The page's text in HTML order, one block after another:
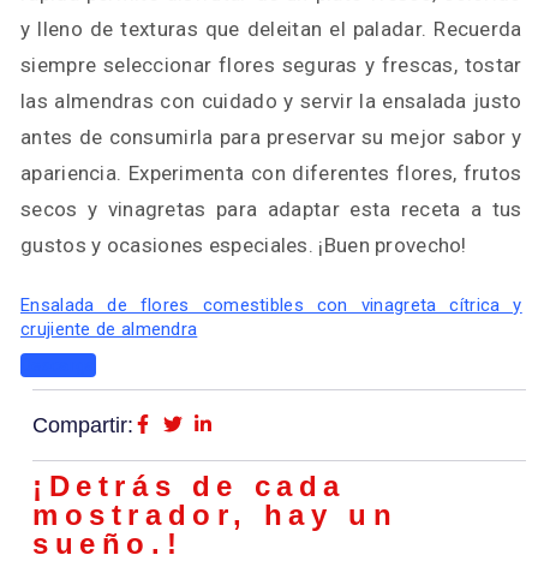
y lleno de texturas que deleitan el paladar. Recuerda
siempre seleccionar flores seguras y frescas, tostar
las almendras con cuidado y servir la ensalada justo
antes de consumirla para preservar su mejor sabor y
apariencia. Experimenta con diferentes flores, frutos
secos y vinagretas para adaptar esta receta a tus
gustos y ocasiones especiales. ¡Buen provecho!
Ensalada de flores comestibles con vinagreta cítrica y
crujiente de almendra
Compartir:
¡Detrás de cada
mostrador, hay un
sueño.!